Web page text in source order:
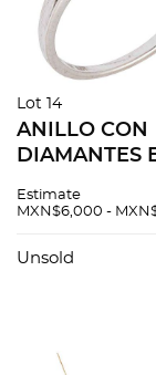
Lot 14
ANILLO CON
DIAMANTES
Diamantes
Peso: 1.7 g.
Estimate
MXN$6,000 -
Unsold